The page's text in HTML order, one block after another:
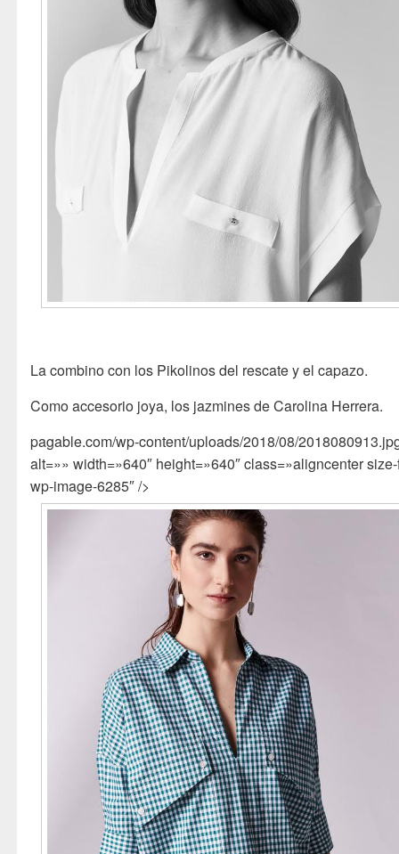
La combino con los Pikolinos del rescate y el capazo.
Como accesorio joya, los jazmines de Carolina Herrera.
pagable.com/wp-content/uploads/2018/08/
alt=»» width=»640″ height=»640″ class=»aligncenter
wp-image-6285″ />